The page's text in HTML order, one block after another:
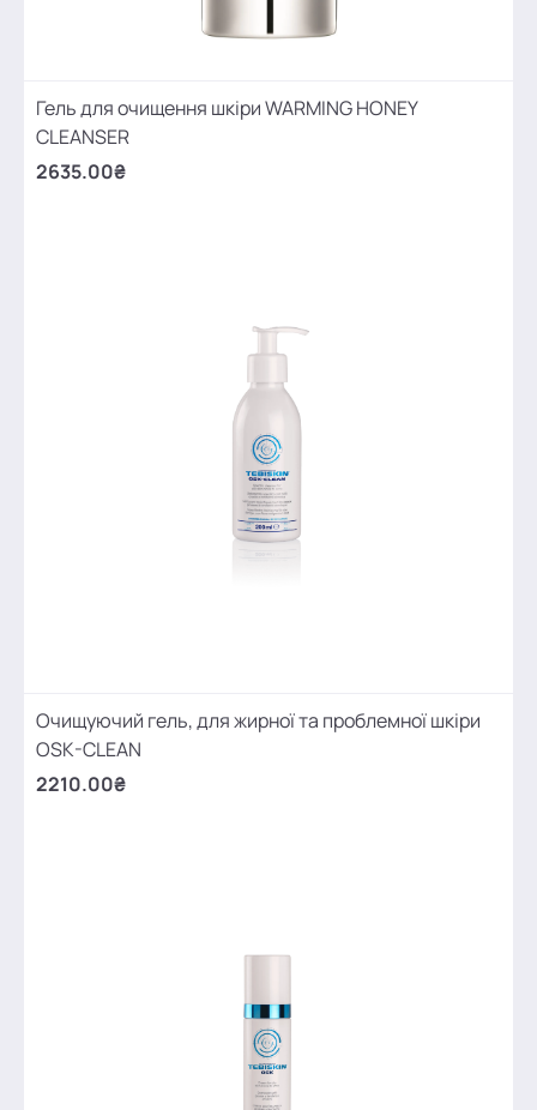
Гель для очищення шкіри WARMING HONEY
CLEANSER
2635.00₴
Очищуючий гель, для жирної та проблемної шкіри
OSK-CLEAN
2210.00₴